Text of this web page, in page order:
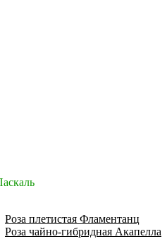
Роза плетистая Фламентанц
Роза чайно-гибридная Акапелла